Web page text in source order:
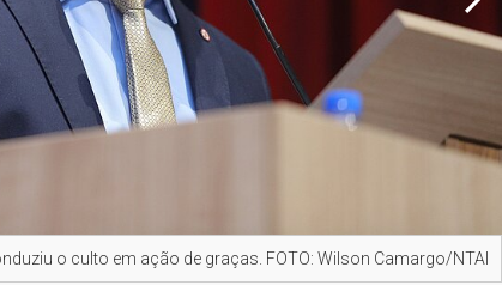
o culto em ação de graças. FOTO: Wilson Camargo/NTAI